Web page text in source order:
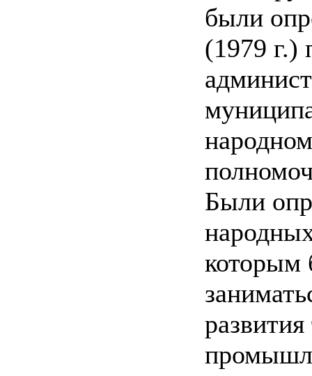
были
(1979 г.)
Были
которым